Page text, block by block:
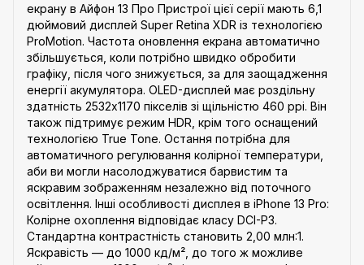
екрану в Айфон 13 Про Пристрої цієї серії мають 6,1
дюймовий дисплей Super Retina XDR із технологією
ProMotion. Частота оновлення екрана автоматично
збільшується, коли потрібно швидко обробити
графіку, після чого знижується, за для заощадження
енергії акумулятора. OLED-дисплей має роздільну
здатність 2532x1170 пікселів зі щільністю 460 ppi. Він
також підтримує режим HDR, крім того оснащений
технологією True Tone. Остання потрібна для
автоматичного регулювання колірної температури,
аби ви могли насолоджуватися барвистим та
яскравим зображенням незалежно від поточного
освітлення. Інші особливості дисплея в iPhone 13 Pro:
Колірне охоплення відповідає класу DCI-P3.
Стандартна контрастність становить 2,00 млн:1.
Яскравість — до 1000 кд/м², до того ж можливе